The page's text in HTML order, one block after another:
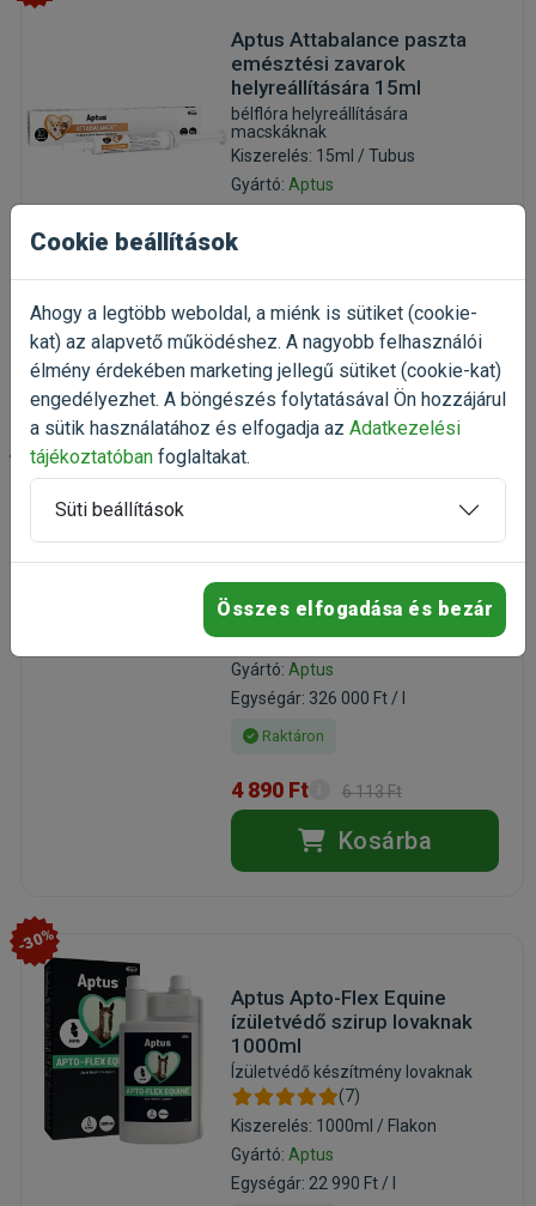
Aptus Attabalance paszta
emésztési zavarok
helyreállítására 15ml
bélflóra helyreállítására
macskáknak
Kiszerelés: 15ml / Tubus
Gyártó: Aptus
4 890 Ft 6 113 Ft
Kosárba
-20%
Aptus Attabalance paszta
emésztési funkciók
támogatására 15ml
bélflóra helyreállítására kutyáknak
(2)
Kiszerelés: 15ml / Tubus
Gyártó: Aptus
Egységár: 326 000 Ft / l
Raktáron
4 890 Ft 6 113 Ft
Kosárba
-30%
Aptus Apto-Flex Equine
ízületvédő szirup lovaknak
1000ml
Ízületvédő készítmény lovaknak
(7)
Kiszerelés: 1000ml / Flakon
Gyártó: Aptus
Egységár: 22 990 Ft / l
Cookie beállítások
Ahogy a legtöbb weboldal, a miénk is sütiket (cookie-
kat) az alapvető működéshez. A nagyobb felhasználói
élmény érdekében marketing jellegű sütiket (cookie-kat)
engedélyezhet. A böngészés folytatásával Ön hozzájárul
a sütik használatához és elfogadja az Adatkezelési
tájékoztatóban foglaltakat.
Süti beállítások
Összes elfogadása és bezár